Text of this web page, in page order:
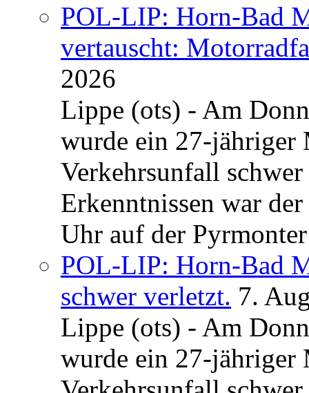
POL-LIP: Horn-Bad
vertauscht:
2026
Lippe (ots) - Am
wurde ein 27-jähriger
Verkehrsunfall
Erkenntnissen war
Uhr auf der
POL-LIP: Horn-Bad
schwer verletzt. 7.
Lippe (ots) - Am
wurde ein 27-jähriger